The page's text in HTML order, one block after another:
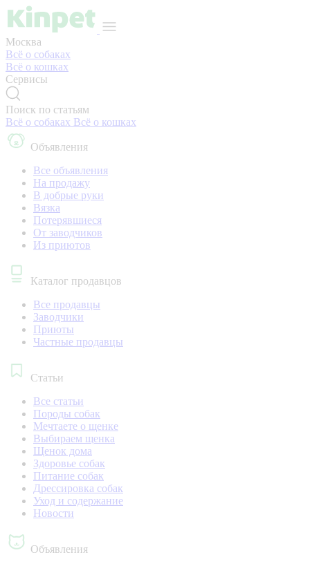
Москва
Всё о собаках
Всё о кошках
Сервисы
Поиск по статьям
Всё о собаках Всё о кошках
Объявления
Все объявления
На продажу
В добрые руки
Вязка
Потерявшиеся
От заводчиков
Из приютов
Каталог продавцов
Все продавцы
Заводчики
Приюты
Частные продавцы
Статьи
Все статьи
Породы собак
Мечтаете о щенке
Выбираем щенка
Щенок дома
Здоровье собак
Питание собак
Дрессировка собак
Уход и содержание
Новости
Объявления